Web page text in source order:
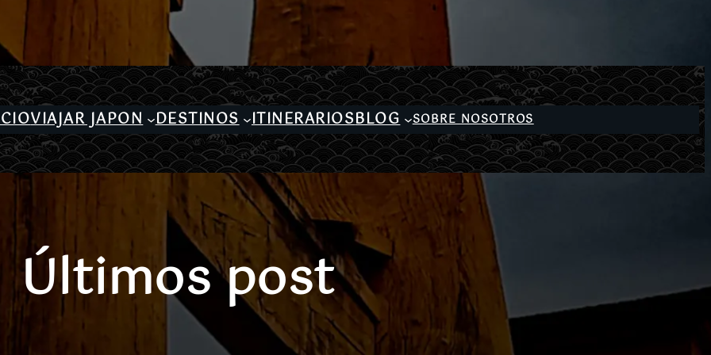
VIAJAR JAPON DESTINOS ITINERARIOSBLOG SOBRE NOSOTROS
Últimos post